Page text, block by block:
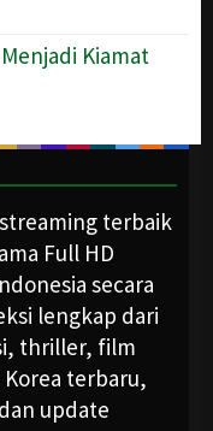
Kiamat
terbaik
Full HD
secara
lengkap dari
thriller, film
terbaru,
update